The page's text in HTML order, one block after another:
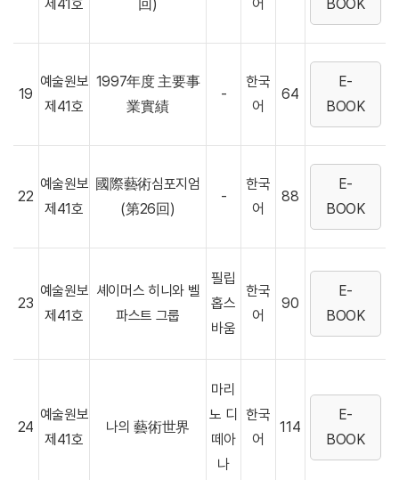
제41호 回) 어 BOOK
19
예술원보
제41호
1997年度 主要事
業實績
-
한국
어
64
E-
BOOK
22
예술원보
제41호
國際藝術심포지엄
(第26回)
-
한국
어
88
E-
BOOK
23
예술원보
제41호
셰이머스 히니와 벨
파스트 그룹
필립
홉스
바움
한국
어
90
E-
BOOK
24
예술원보
제41호
나의 藝術世界
마리
노 디
떼아
나
한국
어
114
E-
BOOK